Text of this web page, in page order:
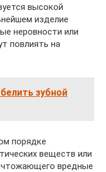
высокой
изделие
неровности или
повлиять на
зубной
порядке
веществ или
вредные